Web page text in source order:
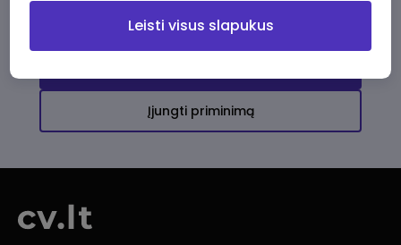
Įjungti priminimą
Leisti visus slapukus